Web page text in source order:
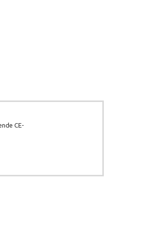
CE-